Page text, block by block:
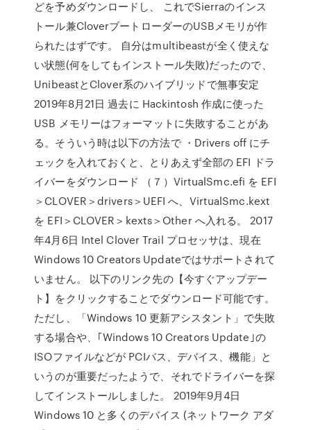
どを予めダウンロードし、 これでSierraのインス
トール兼CloverブートローダーのUSBメモリが作
られたはずです。 自分はmultibeastが全く使えな
い状態(何をしてもインストール失敗)だったので、
UnibeastとClover系のハイブリッドで無事安定
2019年8月21日 過去に Hackintosh 作成に使った
USB メモリーはフォーマットに失敗することがあ
る。そういう時は以下の方法で ・Drivers off にチ
ェックを入れておくと、とりあえず全部の EFI ドラ
イバーをダウンロード （７）VirtualSmc.efi を EFI
＞CLOVER＞drivers＞UEFI へ、VirtualSmc.kext
を EFI＞CLOVER＞kexts＞Other へ入れる。 2017
年4月6日 ​Intel Clover Trail プロセッサは、現在
Windows 10 Creators Updateではサポートされて
いません。 以下のリンク先の【今すぐアップデー
ト】をクリックすることでダウンロード可能です。
ただし、「Windows 10 更新アシスタント」で失敗
する場合や、｢Windows 10 Creators Update｣の
ISOファイルなどが PCIバス、デバイス、機能」と
いうのが重要だったようで、それでドライバーを探
してインストールしました。 2019年9月4日
Windows 10 と多くのデバイス (ネットワーク アダ